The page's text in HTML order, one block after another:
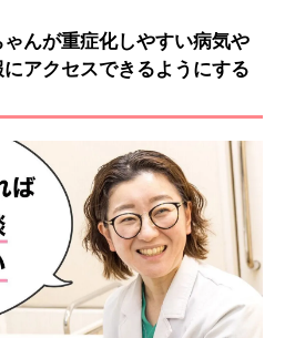
ゃんが重症化しやすい病気や
アクセスできるようにする